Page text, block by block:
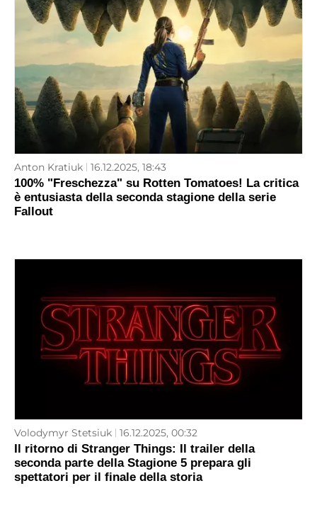
Anton Kratiuk 16.12.2025, 18:43
100% "Freschezza" su Rotten Tomatoes! La critica
è entusiasta della seconda stagione della serie
Fallout
Volodymyr Stetsiuk 16.12.2025, 00:32
Il ritorno di Stranger Things: Il trailer della
seconda parte della Stagione 5 prepara gli
spettatori per il finale della storia